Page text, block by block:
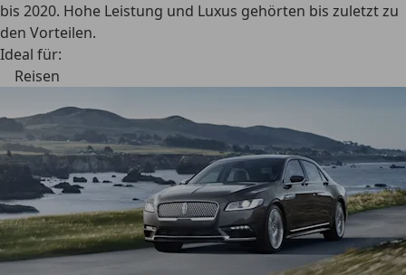
bis 2020. Hohe Leistung und Luxus gehörten bis zuletzt zu
den Vorteilen.
Ideal für:
Reisen